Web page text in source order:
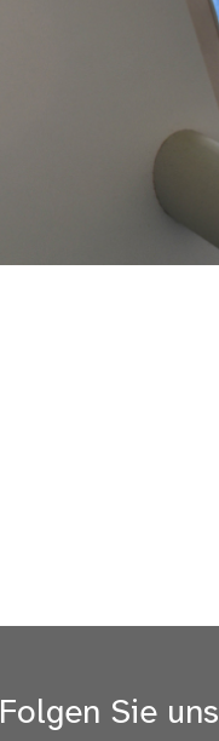
Folgen Sie uns